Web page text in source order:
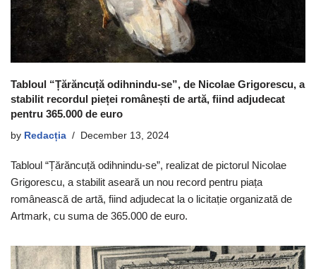
Tabloul “Țărăncuță odihnindu-se”, de Nicolae Grigorescu, a
stabilit recordul pieței românești de artă, fiind adjudecat
pentru 365.000 de euro
by Redacția December 13, 2024
Tabloul “Țărăncuță odihnindu-se”, realizat de pictorul Nicolae
Grigorescu, a stabilit aseară un nou record pentru piața
românească de artă, fiind adjudecat la o licitație organizată de
Artmark, cu suma de 365.000 de euro.